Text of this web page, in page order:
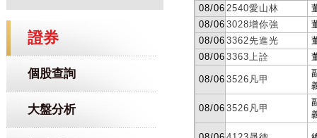
證券
個股查詢
大盤分析